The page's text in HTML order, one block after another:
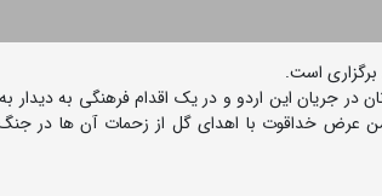
است.
جریان این اردو و در یک اقدام فرهنگی به دیدار
عرض خداقوت با اهدای گل از زحمات آن ها در